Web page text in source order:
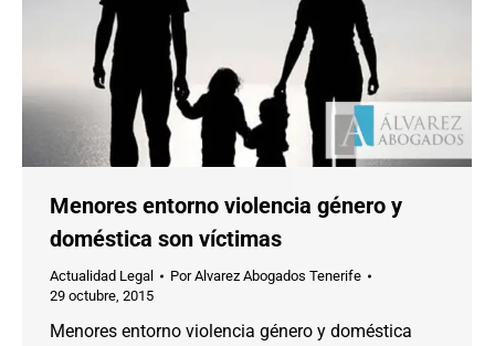
Menores entorno violencia género y
doméstica son víctimas
Actualidad Legal PorAlvarez Abogados Tenerife
29 octubre, 2015
Menores entorno violencia género y doméstica